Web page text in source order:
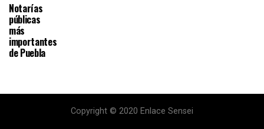
Notarías
públicas
más
importantes
de Puebla
Copyright © 2020 Enlace Sensei